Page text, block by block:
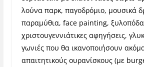
λούνα παρκ, παγοδρόμιο, μουσικά
παραμύθια, face painting,
χριστουγεννιάτικες αφηγήσεις,
γωνιές που θα ικανοποιήσουν
απαιτητικούς ουρανίσκους (με